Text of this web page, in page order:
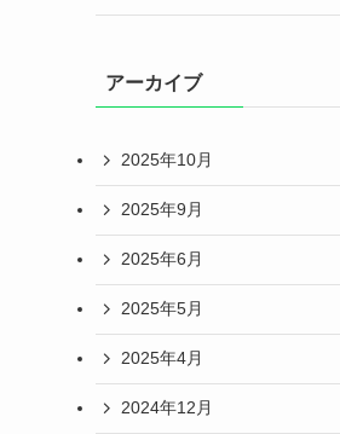
アーカイブ
2025年10月
2025年9月
2025年6月
2025年5月
2025年4月
2024年12月